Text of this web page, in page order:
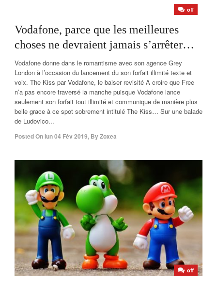
off
Vodafone, parce que les meilleures
choses ne devraient jamais s’arrêter…
Vodafone donne dans le romantisme avec son agence Grey
London à l’occasion du lancement du son forfait illimité texte et
voix. The Kiss par Vodafone, le baiser revisité A croire que Free
n’a pas encore traversé la manche puisque Vodafone lance
seulement son forfait tout illimité et communique de manière plus
belle grace à ce spot sobrement intitulé The Kiss… Sur une balade
de Ludovico...
Posted On lun 04 Fév 2019, ByZoxea
off